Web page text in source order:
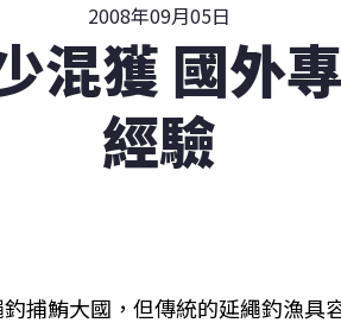
2008年09月05日
混獲 國外
經驗
捕鮪大國，但傳統的延繩釣漁具